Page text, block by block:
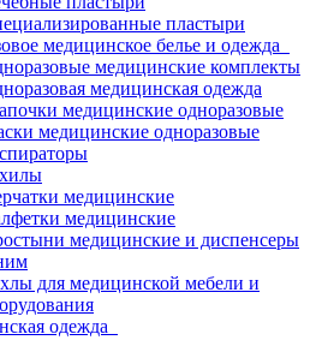
пластыри
медицинское белье и одежда
медицинские комплекты
медицинская одежда
медицинские одноразовые
медицинские одноразовые
медицинские
медицинские
медицинские и диспенсеры
для медицинской мебели и
одежда